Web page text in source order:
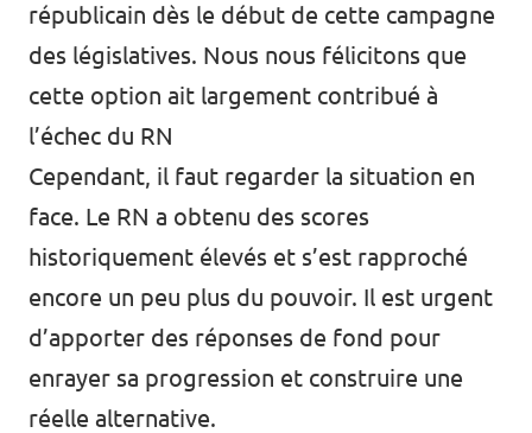
républicain dès le début de cette campagne
des législatives. Nous nous félicitons que
cette option ait largement contribué à
l’échec du RN
Cependant, il faut regarder la situation en
face. Le RN a obtenu des scores
historiquement élevés et s’est rapproché
encore un peu plus du pouvoir. Il est urgent
d’apporter des réponses de fond pour
enrayer sa progression et construire une
réelle alternative.